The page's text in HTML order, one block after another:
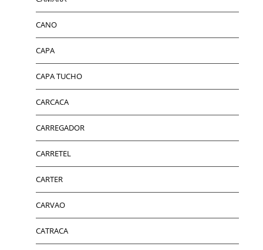
CANO
CAPA
CAPA TUCHO
CARCACA
CARREGADOR
CARRETEL
CARTER
CARVAO
CATRACA